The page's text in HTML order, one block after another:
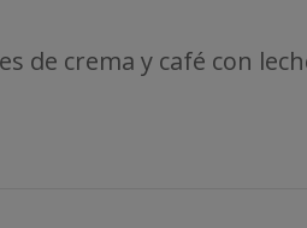
de crema y café con